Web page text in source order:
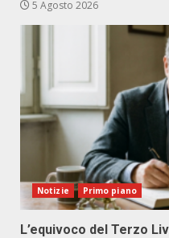
5 Agosto 2026
Notizie Primo piano
L’equivoco del Terzo